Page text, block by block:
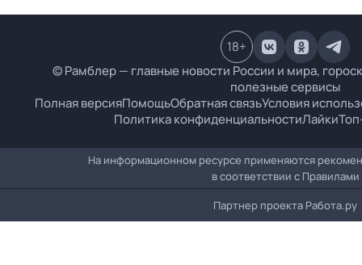
© Рамблер — главные новости России и мира,
полезные сервисы
Полная версияПомощьОбратная связьУсловия
Политика конфиденциальностиЛайки
18+
На информационном ресурсе применяются
в соответствии с Правилами
Партнер проекта Работа.ру